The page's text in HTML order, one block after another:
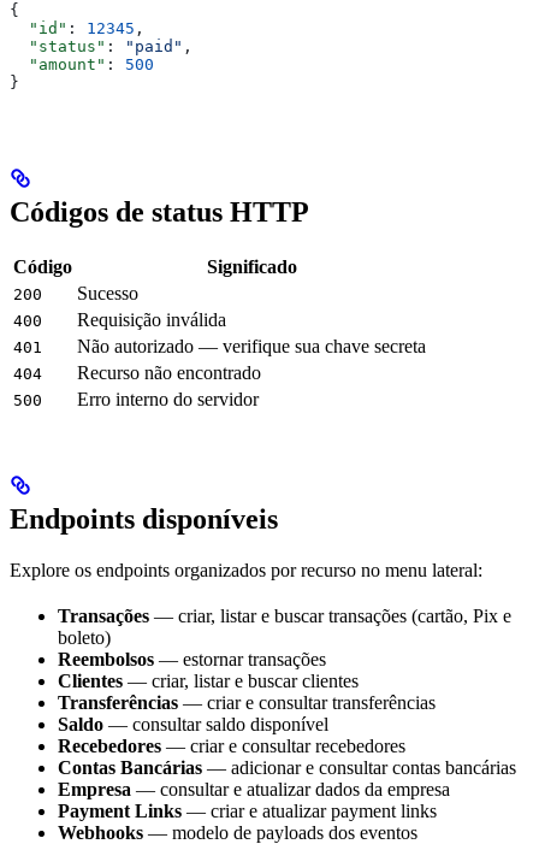
{
  "id"
: 12345 ,
  "status"
: "paid" ,
  "amount"
: 500
}
Códigos de status HTTP
Código Significado
200 Sucesso
400 Requisição inválida
401 Não autorizado — verifique sua chave secreta
404 Recurso não encontrado
500 Erro interno do servidor
Endpoints disponíveis
Explore os endpoints organizados por recurso no menu lateral:
Transações — criar, listar e buscar transações (cartão, Pix e
boleto)
Reembolsos — estornar transações
Clientes — criar, listar e buscar clientes
Transferências — criar e consultar transferências
Saldo — consultar saldo disponível
Recebedores — criar e consultar recebedores
Contas Bancárias — adicionar e consultar contas bancárias
Empresa — consultar e atualizar dados da empresa
Payment Links — criar e atualizar payment links
Webhooks — modelo de payloads dos eventos